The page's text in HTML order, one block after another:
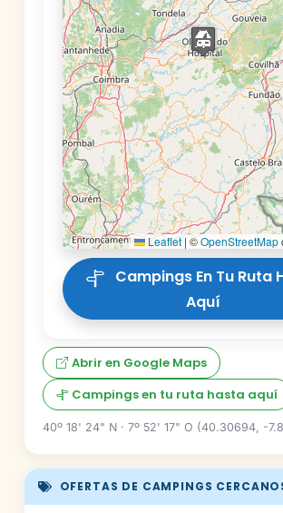
Leaflet | ©OpenStreetMap
Aquí
Abrir en Google Maps
Campings en tu ruta hasta aquí
40º 18' 24" N · 7º 52' 17" O (40.30694, -
OFERTAS DE CAMPINGS